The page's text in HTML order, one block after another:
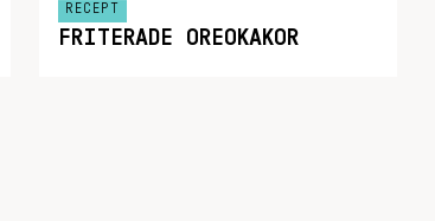
RECEPT
FRITERADE OREOKAKOR